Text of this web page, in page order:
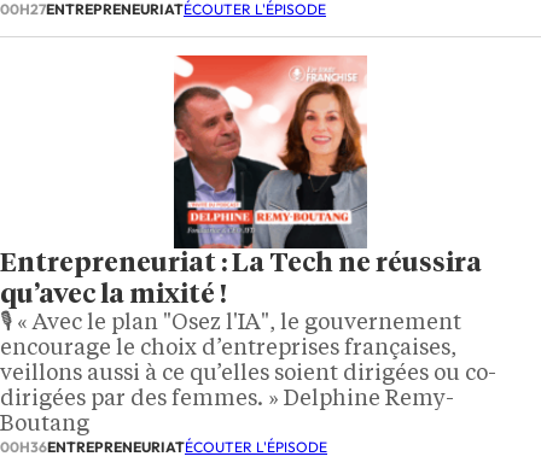
00H27ENTREPRENEURIATÉCOUTER L'ÉPISODE
Entrepreneuriat : La Tech ne réussira
qu’avec la mixité !
🎙️ « Avec le plan "Osez l'IA", le gouvernement
encourage le choix d’entreprises françaises,
veillons aussi à ce qu’elles soient dirigées ou co-
dirigées par des femmes. » Delphine Remy-
Boutang
00H36ENTREPRENEURIATÉCOUTER L'ÉPISODE